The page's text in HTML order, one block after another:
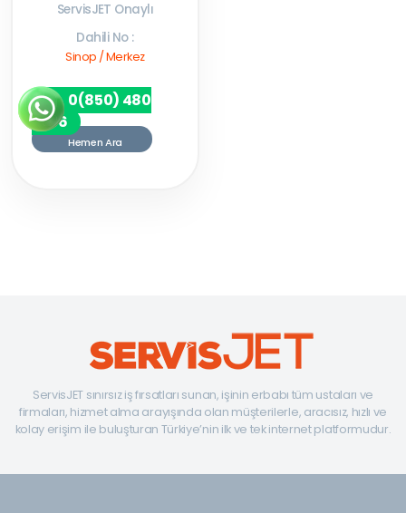
ServisJET Onaylı
Dahili No :
Sinop / Merkez
0(850) 480
7256
Hemen Ara
ServisJET sınırsız iş fırsatları sunan, işinin erbabı tüm ustaları ve
firmaları, hizmet alma arayışında olan müşterilerle, aracısız, hızlı ve
kolay erişim ile buluşturan Türkiye’nin ilk ve tek internet platformudur.